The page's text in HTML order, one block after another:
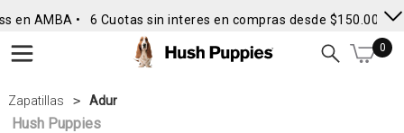
en AMBA • 6 Cuotas sin interes en compras desde $150.000 •
0
Zapatillas Adur
Hush Puppies